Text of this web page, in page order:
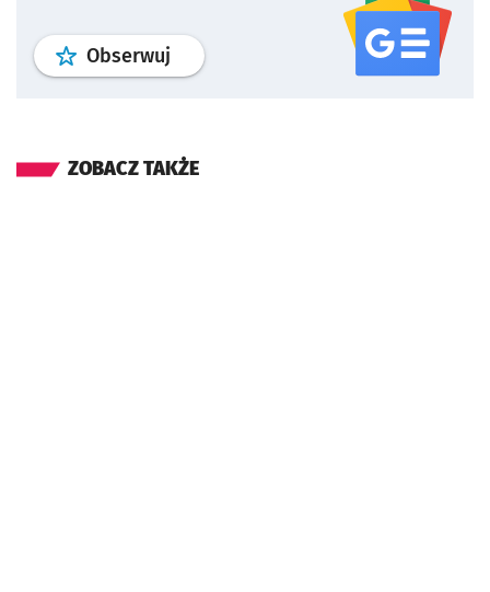
Obserwuj profil serwisu
ZOBACZ TAKŻE